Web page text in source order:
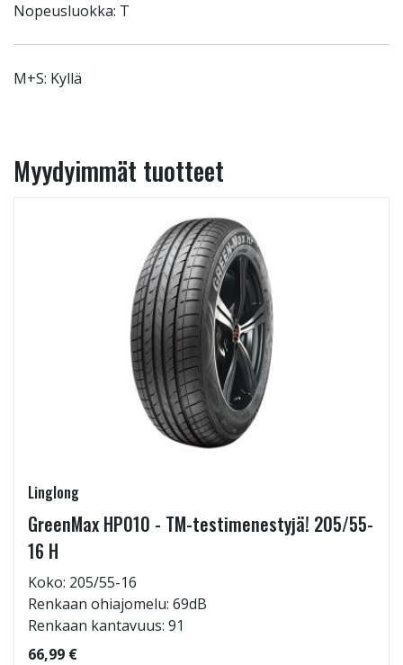
Nopeusluokka: T
M+S: Kyllä
Myydyimmät tuotteet
Linglong
GreenMax HP010 - TM-testimenestyjä! 205/55-
16 H
Koko: 205/55-16
Renkaan ohiajomelu: 69dB
Renkaan kantavuus: 91
66,99 €